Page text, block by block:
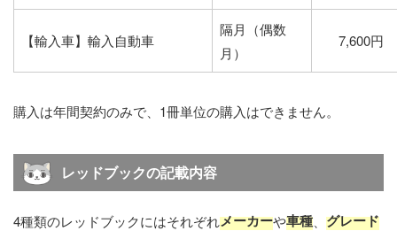
【輸入車】輸入自動車
隔月（偶数
月）
7,600円
購入は年間契約のみで、1冊単位の購入はできません。
レッドブックの記載内容
4種類のレッドブックにはそれぞれメーカーや車種 グレード